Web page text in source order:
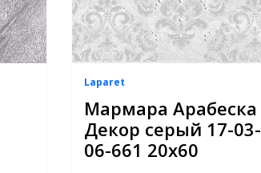
Laparet
Мармара Арабеска
Декор серый 17-03-
06-661 20х60